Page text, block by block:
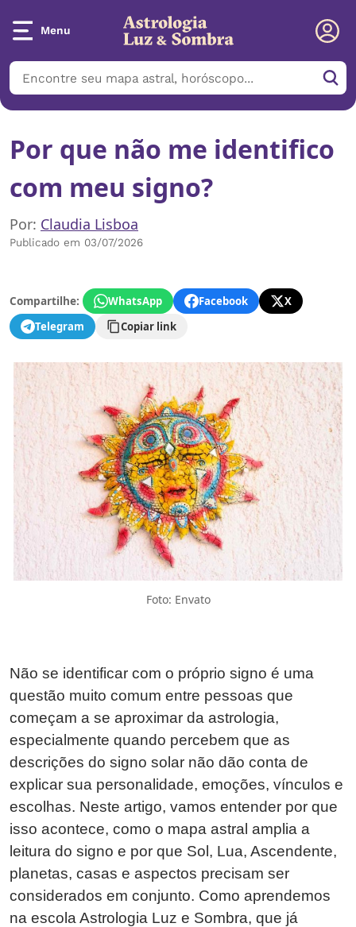
Menu
Por que não me identifico
com meu signo?
Por: Claudia Lisboa
Publicado em 03/07/2026
Compartilhe: WhatsApp Facebook
X
Telegram
Copiar link
Foto: Envato
Não se identificar com o próprio signo é uma
questão muito comum entre pessoas que
começam a se aproximar da astrologia,
especialmente quando percebem que as
descrições do signo solar não dão conta de
explicar sua personalidade, emoções, vínculos e
escolhas. Neste artigo, vamos entender por que
isso acontece, como o mapa astral amplia a
leitura do signo e por que Sol, Lua, Ascendente,
planetas, casas e aspectos precisam ser
considerados em conjunto. Como aprendemos
na escola Astrologia Luz e Sombra, que já